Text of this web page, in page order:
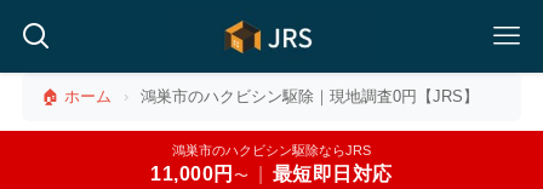
🏠 ホーム › 鴻巣市のハクビシン駆除｜現地調査0円【JRS】
鴻巣市のハクビシン駆除ならJRS
11,000円 〜 最短即日対応